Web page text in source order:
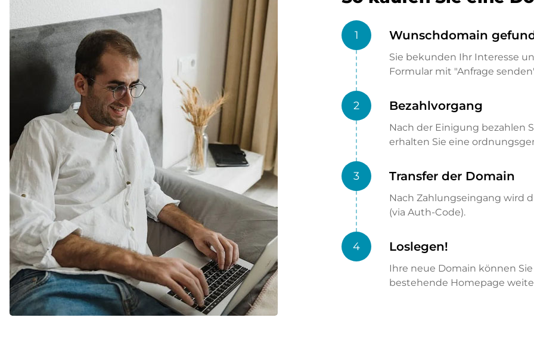
1 Wunschdomain
Sie bekunden Ihr Interesse
Formular mit "Anfrage
2 Bezahlvorgang
Nach der Einigung bezahlen
erhalten Sie eine
3 Transfer der Domain
Nach Zahlungseingang wird
(via Auth-Code).
4 Loslegen!
Ihre neue Domain können
bestehende Homepage